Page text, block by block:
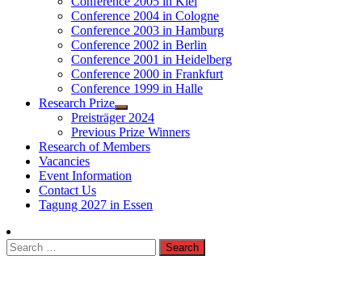
Conference 2004 in Cologne
Conference 2003 in Hamburg
Conference 2002 in Berlin
Conference 2001 in Heidelberg
Conference 2000 in Frankfurt
Conference 1999 in Halle
Research Prize
Preisträger 2024
Previous Prize Winners
Research of Members
Vacancies
Event Information
Contact Us
Tagung 2027 in Essen
Search
for: